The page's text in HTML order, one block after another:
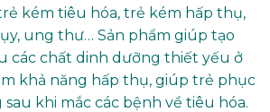
kém tiêu hóa, trẻ kém hấp thụ,
ung thư… Sản phẩm giúp tạo
các chất dinh dưỡng thiết yếu ở
khả năng hấp thụ, giúp trẻ phục
khi mắc các bệnh về tiêu hóa.